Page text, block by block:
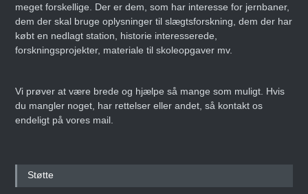
meget forskellige. Der er dem, som har interesse for jernbaner,
dem der skal bruge oplysninger til slægtsforskning, dem der har
købt en nedlagt station, historie interesserede,
forskningsprojekter, materiale til skoleopgaver mv.
Vi prøver at være brede og hjælpe så mange som muligt. Hvis
du mangler noget, har rettelser eller andet, så kontakt os
endeligt på vores mail.
Støtte